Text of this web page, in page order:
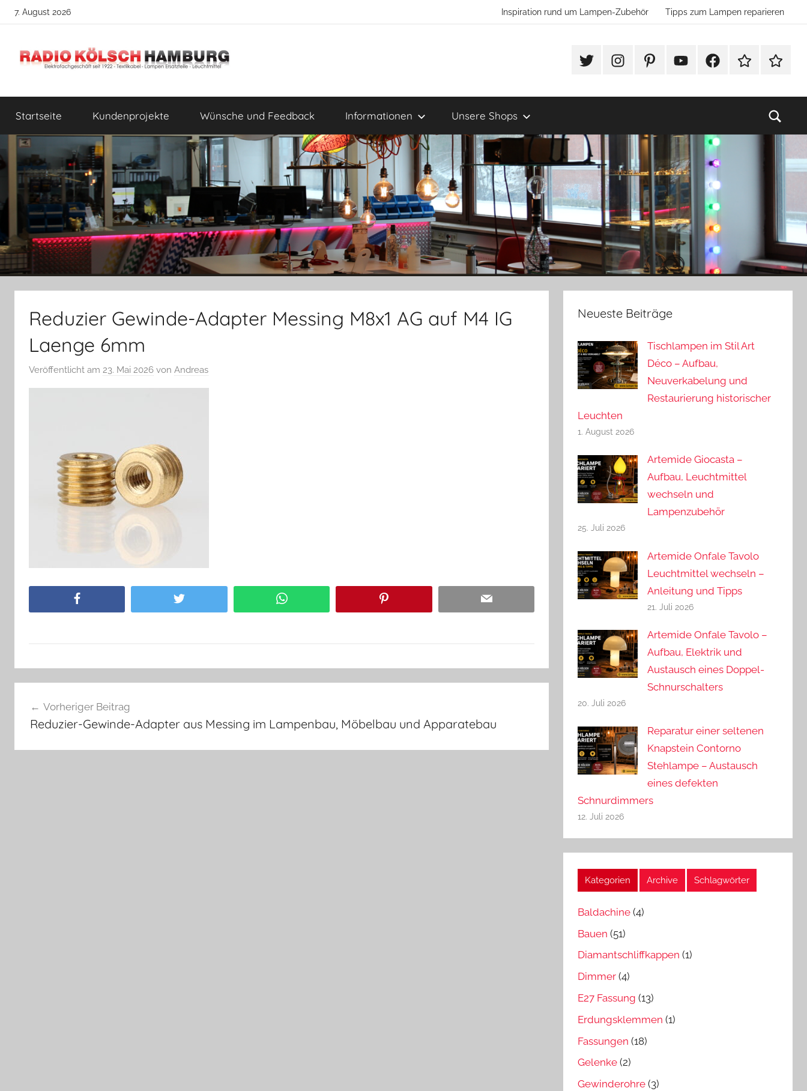
Zum7. August 2026 Inspiration rund um Lampen-Zubehör Tipps zum Lampen reparieren
Radio
Kölsch
Hamburg
Lampenbau
Tipps
#TwitterInstagramPinterestYouTubeFacebook
TikTok
Startseite Kundenprojekte Wünsche und Feedback Informationen Unsere Shops
Reduzier Gewinde-Adapter Messing M8x1 AG auf M4 IG
Laenge 6mm
Veröffentlicht am 23. Mai 2026 von Andreas
Twitter WhatsApp Email
Vorheriger Beitrag
Reduzier-Gewinde-Adapter aus Messing im Lampenbau, Möbelbau und Apparatebau
Neueste Beiträge
Tischlampen im Stil Art
Déco – Aufbau,
Neuverkabelung und
Restaurierung historischer
Leuchten
1. August 2026
Artemide Giocasta –
Aufbau, Leuchtmittel
wechseln und
Lampenzubehör
25. Juli 2026
Artemide Onfale Tavolo
Leuchtmittel wechseln –
Anleitung und Tipps
21. Juli 2026
Artemide Onfale Tavolo –
Aufbau, Elektrik und
Austausch eines Doppel-
Schnurschalters
20. Juli 2026
Reparatur einer seltenen
Knapstein Contorno
Stehlampe – Austausch
eines defekten
Schnurdimmers
12. Juli 2026
Kategorien Archive Schlagwörter
Baldachine (4)
Bauen (51)
Diamantschliffkappen (1)
Dimmer (4)
E27 Fassung (13)
Erdungsklemmen (1)
Fassungen (18)
Gelenke (2)
Gewinderohre (3)